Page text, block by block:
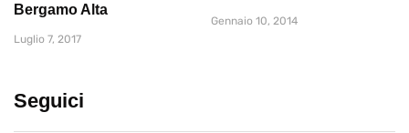
Bergamo Alta
Luglio 7, 2017
Gennaio 10, 2014
Seguici